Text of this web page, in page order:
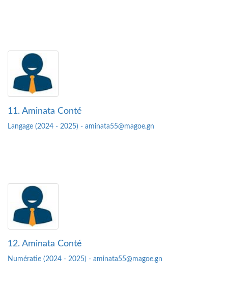
11. Aminata Conté
Langage (2024 - 2025) - aminata55@magoe.gn
12. Aminata Conté
Numératie (2024 - 2025) - aminata55@magoe.gn